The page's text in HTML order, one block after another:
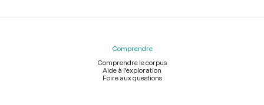
Comprendre
Comprendre le corpus
Aide à l'exploration
Foire aux questions